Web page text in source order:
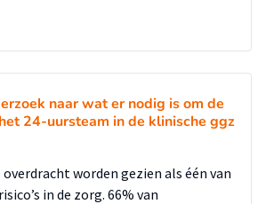
naar wat er nodig is om de
24-uursteam in de klinische ggz
worden gezien als één van
in de zorg. 66% van